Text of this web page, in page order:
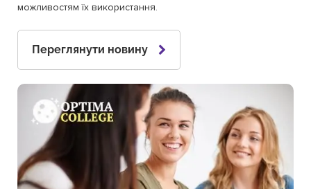
можливостям їх використання.
Переглянути новину